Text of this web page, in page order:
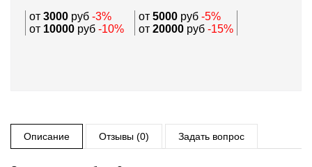
от 3000 руб -3% от 5000 руб -5%
от 10000 руб -10% от 20000 руб -15%
Описание Отзывы (0) Задать вопрос